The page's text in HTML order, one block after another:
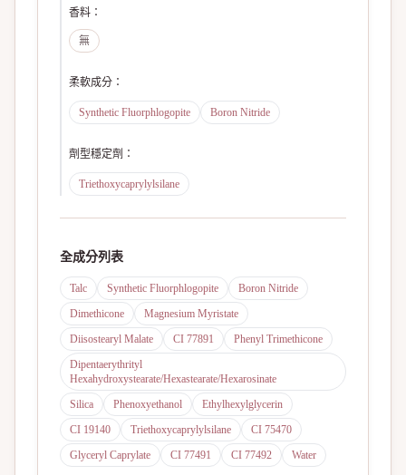
香料 ：
無
柔軟成分 ：
Synthetic Fluorphlogopite Boron Nitride
劑型穩定劑 ：
Triethoxycaprylylsilane
全成分列表
Talc Synthetic Fluorphlogopite
Boron Nitride
Dimethicone
Magnesium Myristate
Diisostearyl Malate
CI 77891
Phenyl Trimethicone
Dipentaerythrityl
Hexahydroxystearate/Hexastearate/Hexarosinate
Silica
Phenoxyethanol
Ethylhexylglycerin
CI 19140
Triethoxycaprylylsilane
CI 75470
Glyceryl Caprylate
CI 77491 CI 77492 Water